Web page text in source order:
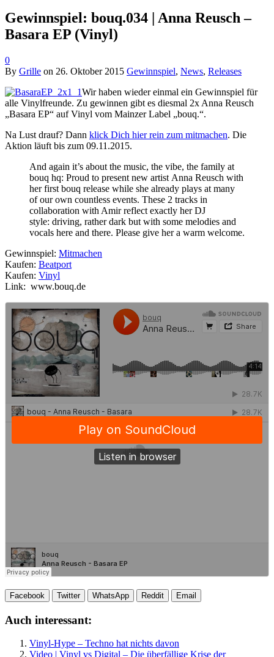
Gewinnspiel: bouq.034 | Anna Reusch –
Basara EP (Vinyl)
0
By Grille on 26. Oktober 2015 Gewinnspiel, News, Releases
Wir haben wieder einmal ein Gewinnspiel für
alle Vinylfreunde. Zu gewinnen gibt es diesmal 2x Anna Reusch
„Basara EP“ auf Vinyl vom Mainzer Label „bouq.“.
Na Lust drauf? Dann klick Dich hier rein zum mitmachen. Die
Aktion läuft bis zum 09.11.2015.
And again it’s about the music, the vibe, the family at
bouq hq: Proud to present new artist Anna Reusch with
her first bouq release while she already plays at many
of our own countless events. These 2 tracks in
collaboration with Amir reflect exactly her DJ
style: driving, rather dark but with some melodies and
vocals here and there. Please give her a warm welcome.
Gewinnspiel: Mitmachen
Kaufen: Beatport
Kaufen: Vinyl
Link: www.bouq.de
Facebook Twitter WhatsApp Reddit Email
Auch interessant:
Vinyl-Hype – Techno hat nichts davon
Video | Vinyl vs Digital – Die überfällige Krise der